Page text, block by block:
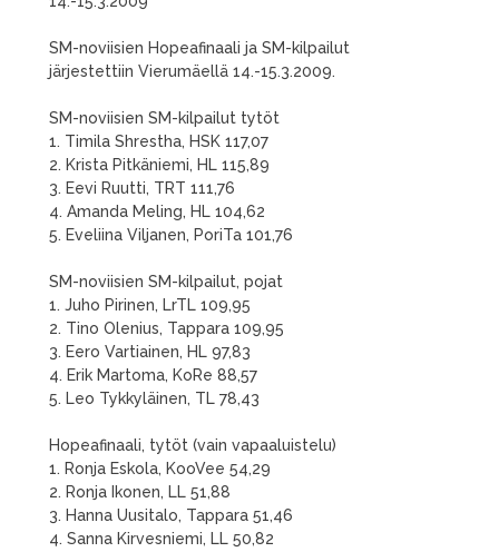
SM-noviisien Hopeafinaali ja SM-kilpailut
järjestettiin Vierumäellä 14.-15.3.2009.
SM-noviisien SM-kilpailut tytöt
1. Timila Shrestha, HSK 117,07
2. Krista Pitkäniemi, HL 115,89
3. Eevi Ruutti, TRT 111,76
4. Amanda Meling, HL 104,62
5. Eveliina Viljanen, PoriTa 101,76
SM-noviisien SM-kilpailut, pojat
1. Juho Pirinen, LrTL 109,95
2. Tino Olenius, Tappara 109,95
3. Eero Vartiainen, HL 97,83
4. Erik Martoma, KoRe 88,57
5. Leo Tykkyläinen, TL 78,43
Hopeafinaali, tytöt (vain vapaaluistelu)
1. Ronja Eskola, KooVee 54,29
2. Ronja Ikonen, LL 51,88
3. Hanna Uusitalo, Tappara 51,46
4. Sanna Kirvesniemi, LL 50,82